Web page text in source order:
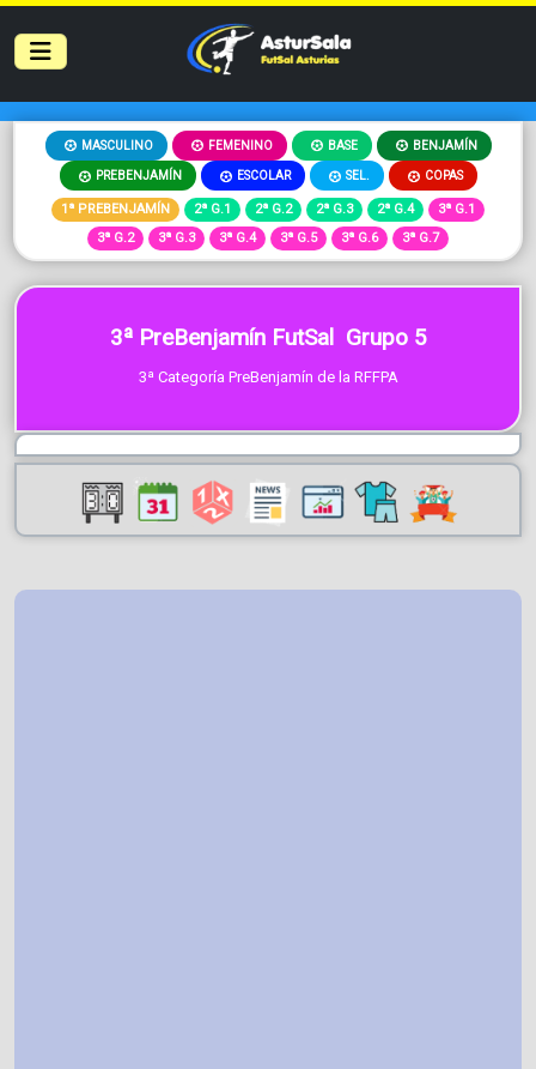
MASCULINO FEMENINO BASE BENJAMÍN
PREBENJAMÍN ESCOLAR SEL. COPAS
1ª PREBENJAMÍN 2ª G.1 2ª G.2 2ª G.3 2ª G.4
3ª G.1
3ª G.2
3ª G.3 3ª G.4 3ª G.5 3ª G.6 3ª G.7
3ª PreBenjamín FutSal Grupo 5
3ª Categoría PreBenjamín de la RFFPA